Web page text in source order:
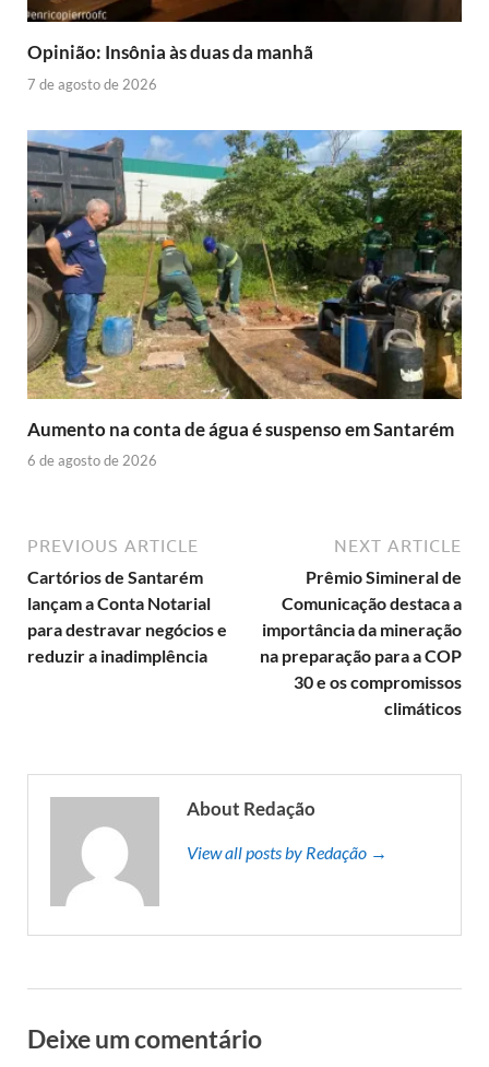
Opinião: Insônia às duas da manhã
7 de agosto de 2026
Aumento na conta de água é suspenso em Santarém
6 de agosto de 2026
PREVIOUS ARTICLE
Cartórios de Santarém
lançam a Conta Notarial
para destravar negócios e
reduzir a inadimplência
NEXT ARTICLE
Prêmio Simineral de
Comunicação destaca a
importância da mineração
na preparação para a COP
30 e os compromissos
climáticos
About Redação
View all posts by Redação →
Deixe um comentário